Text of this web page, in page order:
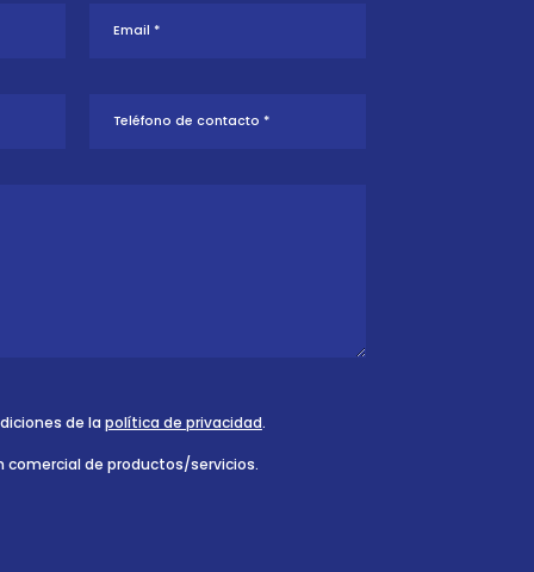
de la política de privacidad.
comercial de productos/servicios.